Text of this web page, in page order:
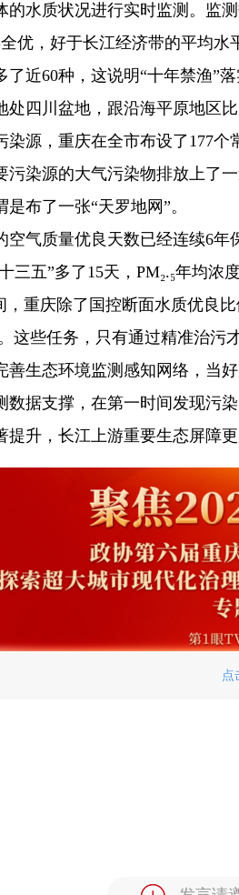
水质状况进行实时监测。监
优，好于长江经济带的平均
近60种，这说明“十年禁渔”
处四川盆地，跟沿海平原地区
染源，重庆在全市布设了177
污染源的大气污染物排放上了
布了一张“天罗地网”。
空气质量优良天数已经连续6
五”多了15天，PM₂.₅年均浓
，重庆除了国控断面水质优良
这些任务，只有通过精准治污
善生态环境监测感知网络，当
据支撑，在第一时间发现污
升，长江上游重要生态屏障
点